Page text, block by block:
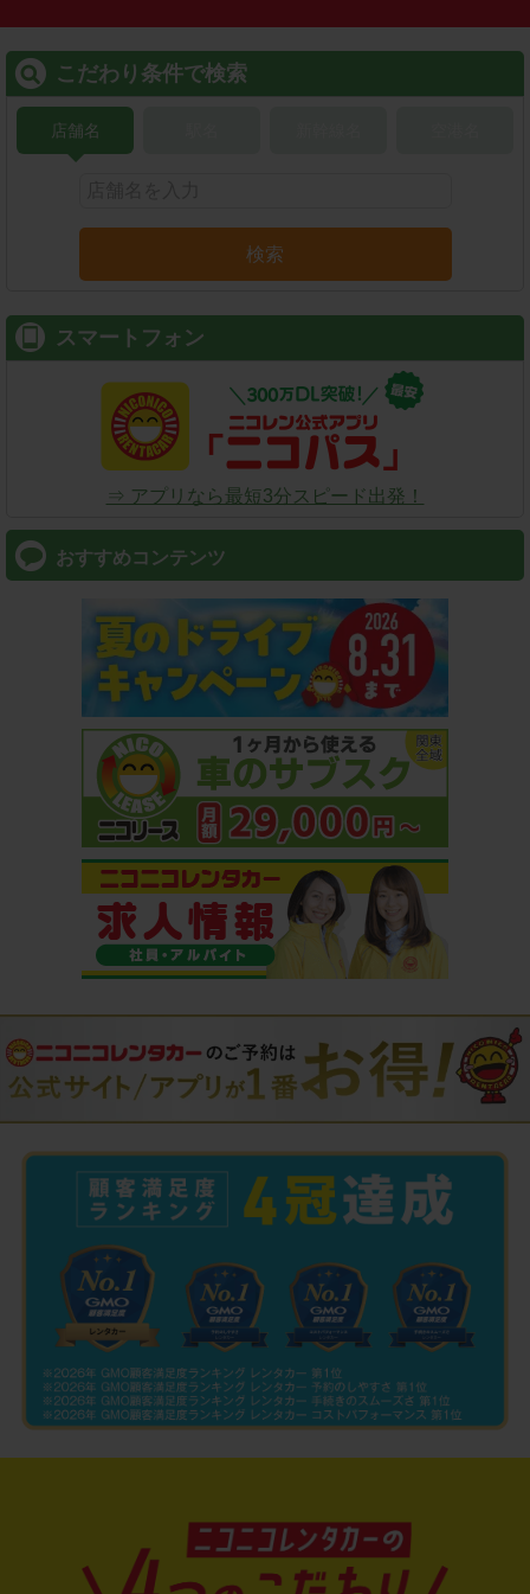
こだわり条件で検索
店舗名
検索
スマートフォン
⇒ アプリなら最短3分スピード出発！
おすすめコンテンツ